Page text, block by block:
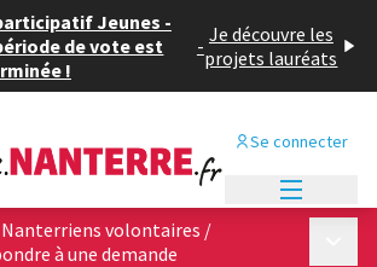
Jeunes -
de vote est
!
- Je découvre les
projets lauréats
Se connecter
volontaires /
à une demande